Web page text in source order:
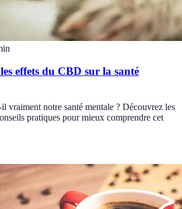
effets du CBD sur la santé
vraiment notre santé mentale ? Découvrez les
pratiques pour mieux comprendre cet